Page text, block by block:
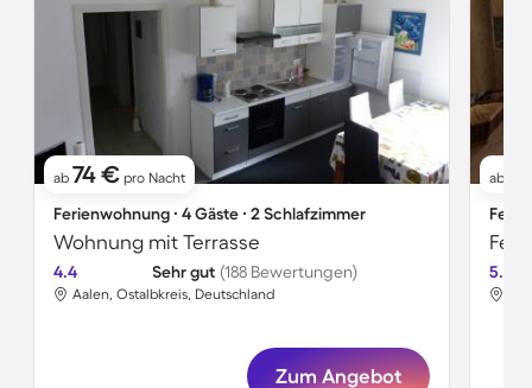
ab 74 € pro Nacht
Ferienwohnung ∙ 4 Gäste ∙ 2 Schlafzimmer
Wohnung mit Terrasse
4.4 Sehr gut (188 Bewertungen)
Aalen, Ostalbkreis, Deutschland
Zum Angebot
ab
5.0